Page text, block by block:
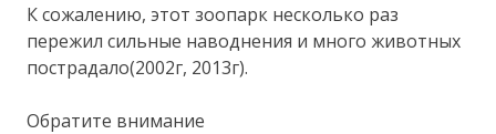
К сожалению, этот зоопарк несколько раз
пережил сильные наводнения и много животных
пострадало(2002г, 2013г).
Обратите внимание